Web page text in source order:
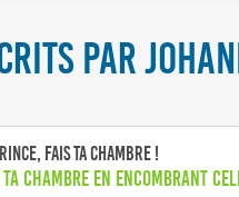
PAR
fais ta chambre !
ta chambre en encombrant